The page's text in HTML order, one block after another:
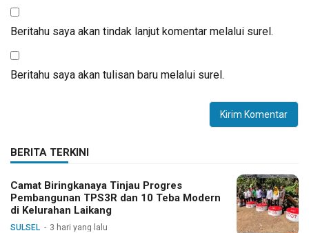
Beritahu saya akan tindak lanjut komentar melalui surel.
Beritahu saya akan tulisan baru melalui surel.
BERITA TERKINI
Camat Biringkanaya Tinjau Progres
Pembangunan TPS3R dan 10 Teba Modern
di Kelurahan Laikang
SULSEL 3 hari yang lalu